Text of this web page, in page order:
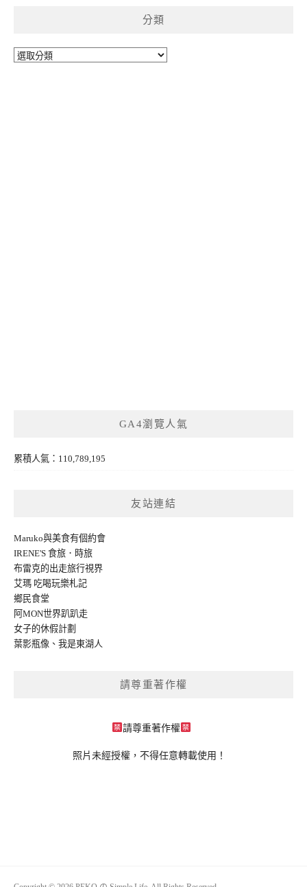
分類
分
GA4瀏覽人氣
累積人氣：110,789,195
友站連結
Maruko與美食有個約會
IRENE'S 食旅．時旅
布雷克的出走旅行視界
艾瑪 吃喝玩樂札記
鄉民食堂
阿MON世界趴趴走
女子的休假計劃
葉影瓶像 、 我是東湖人
請尊重著作權
請尊重著作權
照片未經授權，不得任意轉載使用！